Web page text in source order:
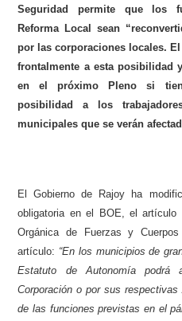
Seguridad permite que los
Reforma Local sean
por las corporaciones locales.
frontalmente a esta posibilidad
en el próximo Pleno si
posibilidad a los
municipales que se verán
El Gobierno de Rajoy ha
obligatoria en el BOE, el
Orgánica de Fuerzas y
artículo: “En los municipios de
Estatuto de Autonomía
Corporación o por sus
de las funciones previstas en el